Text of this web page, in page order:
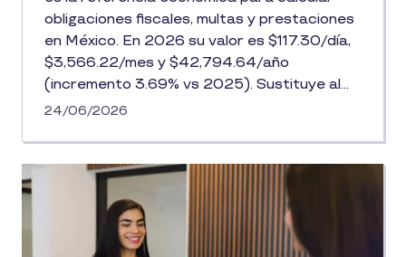
equipo y su negocio.
obligaciones fiscales, multas y prestaciones
en México. En 2026 su valor es $117.30/día,
$3,566.22/mes y $42,794.64/año
(incremento 3.69% vs 2025). Sustituye al
salario mínimo en estos cálculos. Para vales
UMAs mensuales (~$3,565.92). Vigente
desde el 1 de febrero de 2026.
24/06/2026